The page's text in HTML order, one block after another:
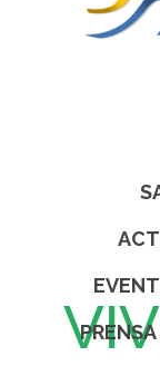
PRENSA